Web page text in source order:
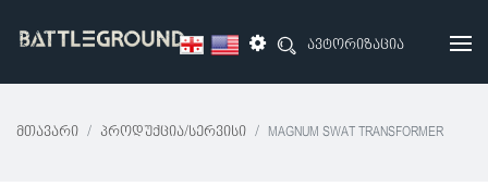
ავტორიზაცია
Მთავარი Პროდუქცია/სერვისი MAGNUM SWAT TRANSFORMER